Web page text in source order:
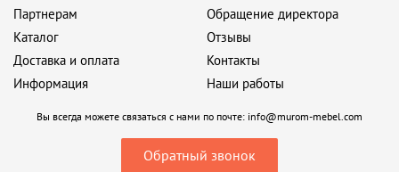
Партнерам
Каталог
Доставка и оплата
Информация
Обращение директора
Отзывы
Контакты
Наши работы
Вы всегда можете связаться с нами по почте: info@murom-mebel.com
Обратный звонок